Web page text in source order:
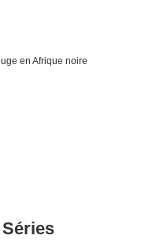
en Afrique noire